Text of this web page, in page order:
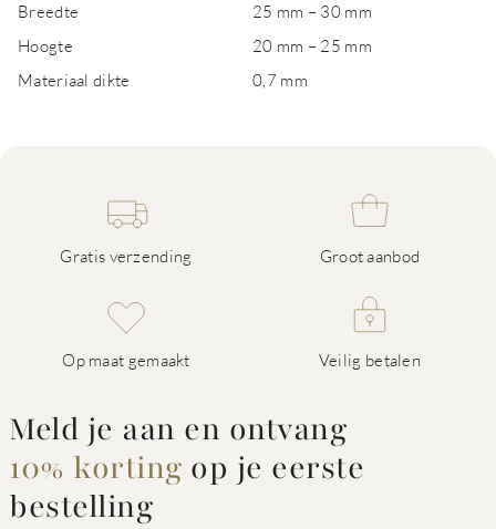
Breedte
25 mm – 30 mm
Hoogte
20 mm – 25 mm
Materiaal dikte
0,7 mm
Gratis verzending Groot aanbod
Op maat gemaakt Veilig betalen
Meld je aan en ontvang
10% korting op je eerste
bestelling